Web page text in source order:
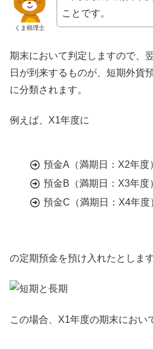
くま税理士
ことです。
期末において判定しますので、
日が到来するものが、短期外貨
に分類されます。
例えば、X1年度に
預金A（満期日：X2年度
預金B（満期日：X3年度
預金C（満期日：X4年度
の定期預金を預け入れたとします
この場合、X1年度の期末におい